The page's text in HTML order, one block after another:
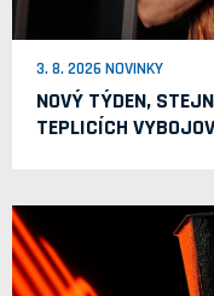
3. 8. 2026 NOVINKY
NOVÝ TÝDEN,
TEPLICÍCH